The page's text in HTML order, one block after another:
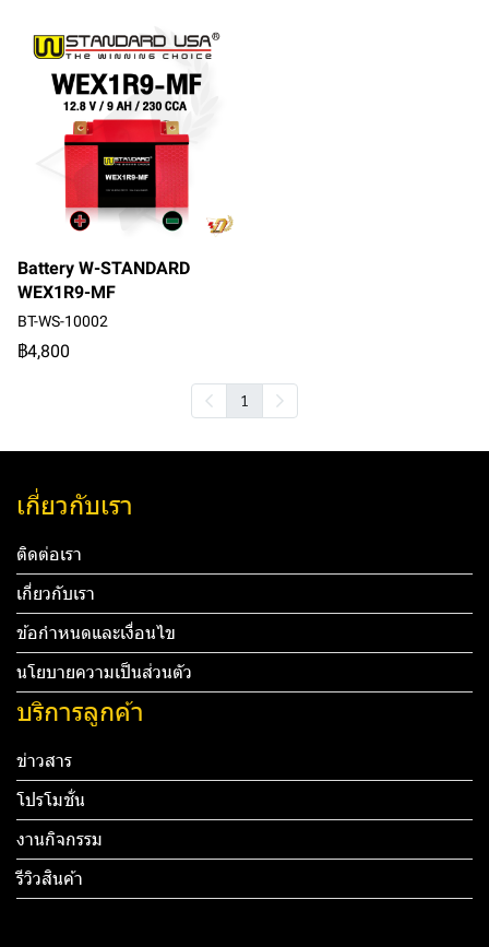
Battery W-STANDARD
WEX1R9-MF
BT-WS-10002
฿4,800
1
เกี่ยวกับเรา
ติดต่อเรา
เกี่ยวกับเรา
ข้อกำหนดและเงื่อนไข
นโยบายความเป็นส่วนตัว
บริการลูกค้า
ข่าวสาร
โปรโมชั่น
งานกิจกรรม
รีวิวสินค้า